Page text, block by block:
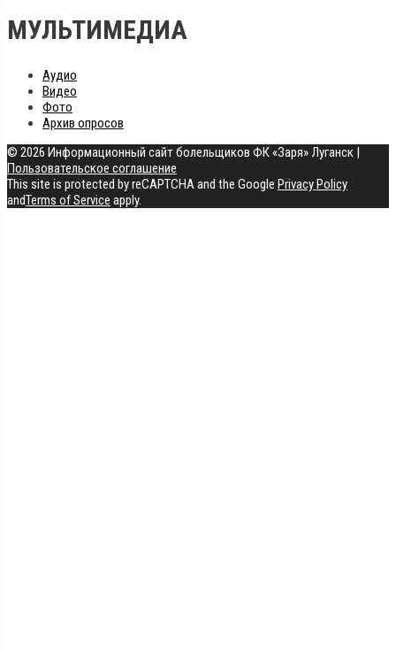
МУЛЬТИМЕДИА
Аудио
Видео
Фото
Архив опросов
© 2026 Информационный сайт болельщиков ФК «Заря» Луганск |
Пользовательское соглашение
This site is protected by reCAPTCHA and the Google Privacy Policy
andTerms of Service apply.